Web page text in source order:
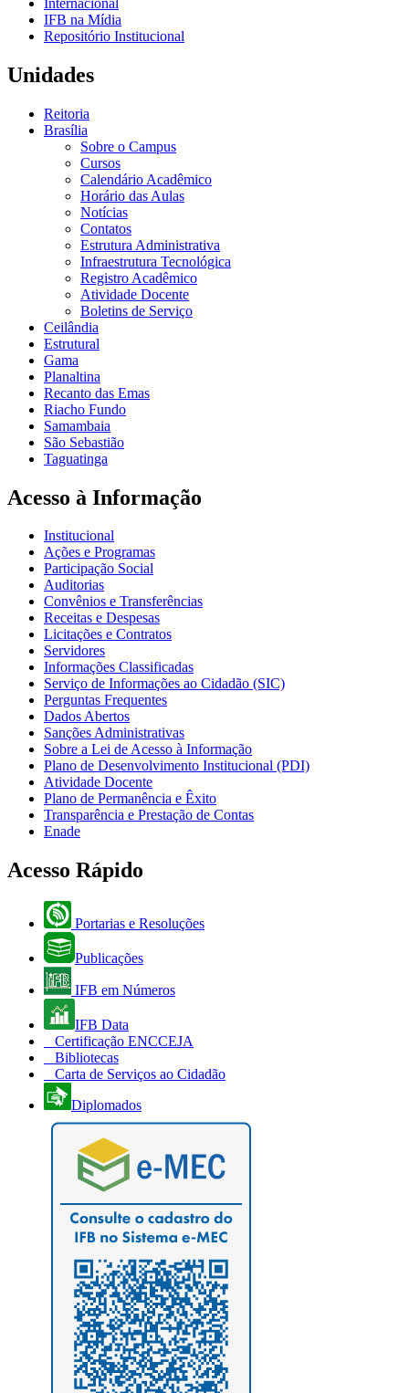
IFB na Mídia
Repositório Institucional
Unidades
Reitoria
Brasília
Sobre o Campus
Cursos
Calendário Acadêmico
Horário das Aulas
Notícias
Contatos
Estrutura Administrativa
Infraestrutura Tecnológica
Registro Acadêmico
Atividade Docente
Boletins de Serviço
Ceilândia
Estrutural
Gama
Planaltina
Recanto das Emas
Riacho Fundo
Samambaia
São Sebastião
Taguatinga
Acesso à Informação
Institucional
Ações e Programas
Participação Social
Auditorias
Convênios e Transferências
Receitas e Despesas
Licitações e Contratos
Servidores
Informações Classificadas
Serviço de Informações ao Cidadão (SIC)
Perguntas Frequentes
Dados Abertos
Sanções Administrativas
Sobre a Lei de Acesso à Informação
Plano de Desenvolvimento Institucional (PDI)
Atividade Docente
Plano de Permanência e Êxito
Transparência e Prestação de Contas
Enade
Acesso Rápido
Portarias e Resoluções
Publicações
IFB em Números
IFB Data
Certificação ENCCEJA
Bibliotecas
Carta de Serviços ao Cidadão
Diplomados